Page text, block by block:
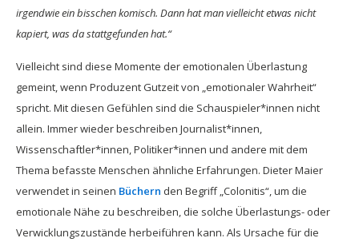
irgendwie ein bisschen komisch. Dann hat man vielleicht etwas nicht
kapiert, was da stattgefunden hat.“
Vielleicht sind diese Momente der emotionalen Überlastung
gemeint, wenn Produzent Gutzeit von „emotionaler Wahrheit“
spricht. Mit diesen Gefühlen sind die Schauspieler*innen nicht
allein. Immer wieder beschreiben Journalist*innen,
Wissenschaftler*innen, Politiker*innen und andere mit dem
Thema befasste Menschen ähnliche Erfahrungen. Dieter Maier
verwendet in seinen Büchern den Begriff „Colonitis“, um die
emotionale Nähe zu beschreiben, die solche Überlastungs- oder
Verwicklungszustände herbeiführen kann. Als Ursache für die